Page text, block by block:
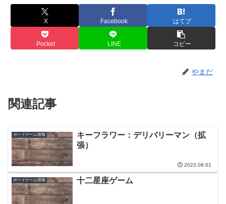
X Facebook はてブ
Pocket LINE コピー
やまだ
関連記事
ボードゲーム情報
キーフラワー：デリバリーマン（拡
張）
2023.09.01
ボードゲーム情報 十二星座ゲーム